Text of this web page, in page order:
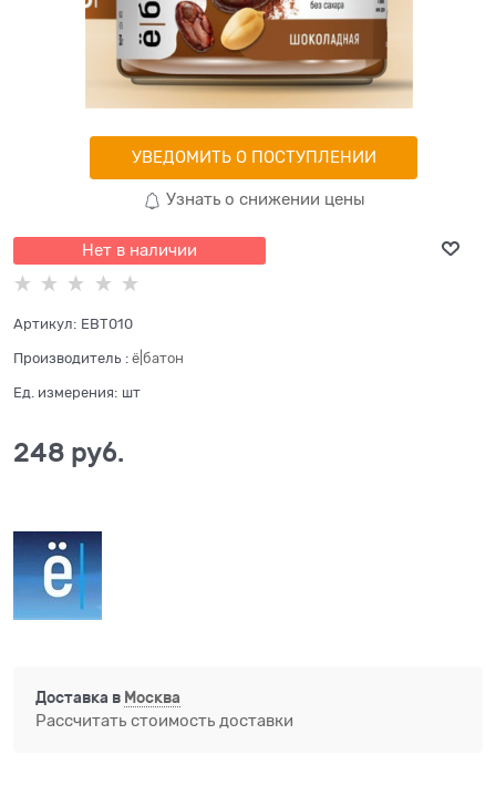
УВЕДОМИТЬ О ПОСТУПЛЕНИИ
Узнать о снижении цены
Нет в наличии
Артикул: EBT010
Производитель : ё|батон
Ед. измерения: шт
248 руб.
Доставка в Москва
Рассчитать стоимость доставки